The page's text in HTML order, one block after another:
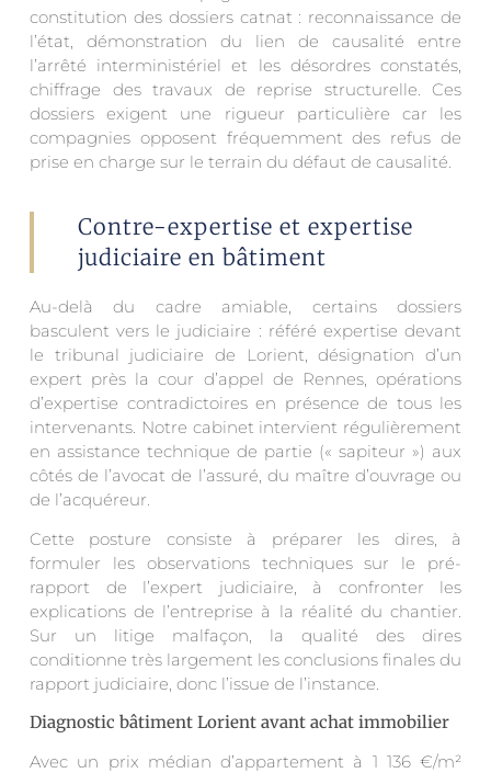
constitution des dossiers catnat : reconnaissance de
l’état, démonstration du lien de causalité entre
l’arrêté interministériel et les désordres constatés,
chiffrage des travaux de reprise structurelle. Ces
dossiers exigent une rigueur particulière car les
compagnies opposent fréquemment des refus de
prise en charge sur le terrain du défaut de causalité.
Contre-expertise et expertise
judiciaire en bâtiment
Au-delà du cadre amiable, certains dossiers
basculent vers le judiciaire : référé expertise devant
le tribunal judiciaire de Lorient, désignation d’un
expert près la cour d’appel de Rennes, opérations
d’expertise contradictoires en présence de tous les
intervenants. Notre cabinet intervient régulièrement
en assistance technique de partie (« sapiteur ») aux
côtés de l’avocat de l’assuré, du maître d’ouvrage ou
de l’acquéreur.
Cette posture consiste à préparer les dires, à
formuler les observations techniques sur le pré-
rapport de l’expert judiciaire, à confronter les
explications de l’entreprise à la réalité du chantier.
Sur un litige malfaçon, la qualité des dires
conditionne très largement les conclusions finales du
rapport judiciaire, donc l’issue de l’instance.
Diagnostic bâtiment Lorient avant achat immobilier
Avec un prix médian d’appartement à 1 136 €/m²